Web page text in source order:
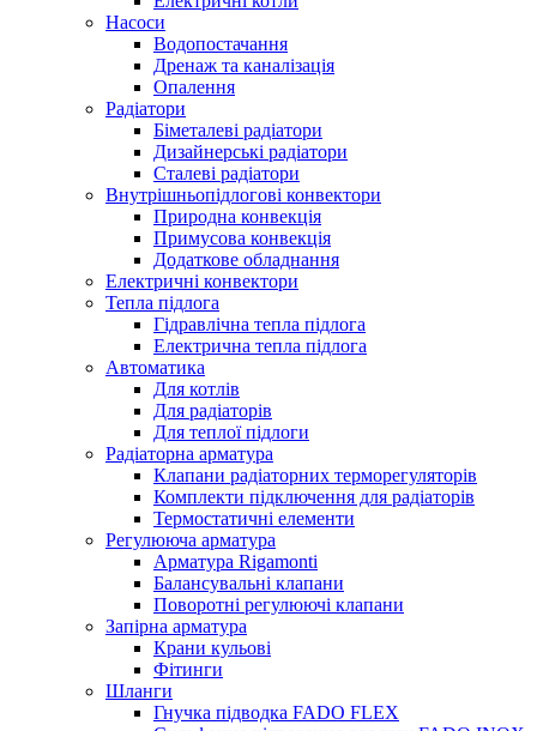
Насоси
Водопостачання
Дренаж та каналізація
Опалення
Радіатори
Біметалеві радіатори
Дизайнерські радіатори
Сталеві радіатори
Внутрішньопідлогові конвектори
Природна конвекція
Примусова конвекція
Додаткове обладнання
Електричні конвектори
Тепла підлога
Гідравлічна тепла підлога
Електрична тепла підлога
Автоматика
Для котлів
Для радіаторів
Для теплої підлоги
Радіаторна арматура
Клапани радіаторних терморегуляторів
Комплекти підключення для радіаторів
Термостатичні елементи
Регулююча арматура
Арматура Rigamonti
Балансувальні клапани
Поворотні регулюючі клапани
Запірна арматура
Крани кульові
Фітинги
Шланги
Гнучка підводка FADO FLEX